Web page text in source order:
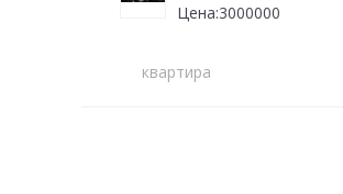
Цена:3000000
квартира